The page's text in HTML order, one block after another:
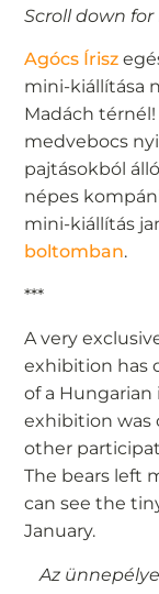
Scroll down
Agócs Írisz
mini-kiállítása
Madách
medvebocs
pajtásokból
népes
mini-kiállítás
boltomban.
***
A very
exhibition has
of a Hungarian
exhibition was
other
The bears left
can see the
January.
Az